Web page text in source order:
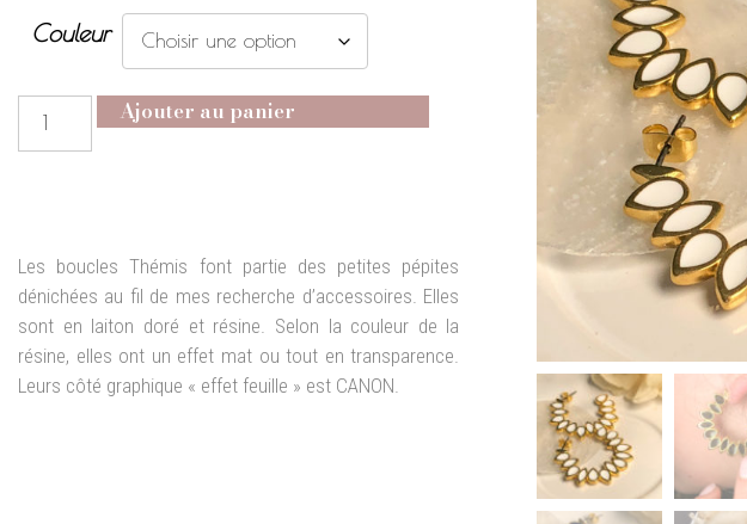
Couleur
Ajouter au panier
Les boucles Thémis font partie des petites pépites
dénichées au fil de mes recherche d’accessoires. Elles
sont en laiton doré et résine. Selon la couleur de la
résine, elles ont un effet mat ou tout en transparence.
Leurs côté graphique « effet feuille » est CANON.